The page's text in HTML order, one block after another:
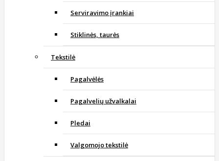
Serviravimo įrankiai
Stiklinės, taurės
Tekstilė
Pagalvėlės
Pagalvelių užvalkalai
Pledai
Valgomojo tekstilė